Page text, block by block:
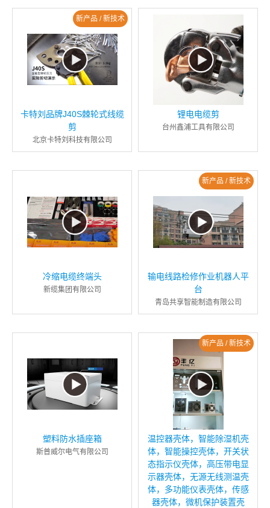
新产品 / 新技术
卡特刘品牌J40S棘轮式线缆
剪
北京卡特刘科技有限公司
锂电电缆剪
台州鑫浦工具有限公司
冷缩电缆终端头
新缆集团有限公司
新产品 / 新技术
输电线路检修作业机器人平
台
青岛共享智能制造有限公司
塑料防水插座箱
斯普威尔电气有限公司
新产品 / 新技术
温控器壳体，智能除湿机壳
体，智能操控壳体，开关状
态指示仪壳体，高压带电显
示器壳体，无源无线测温壳
体，多功能仪表壳体，传感
器壳体，微机保护装置壳